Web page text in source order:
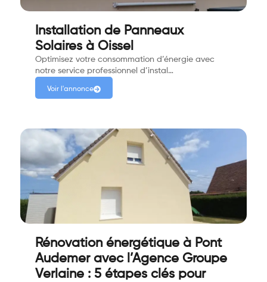
Installation de Panneaux
Solaires à Oissel
Optimisez votre consommation d’énergie avec
notre service professionnel d’instal…
Voir l'annonce
Rénovation énergétique à Pont
Audemer avec l’Agence Groupe
Verlaine : 5 étapes clés pour